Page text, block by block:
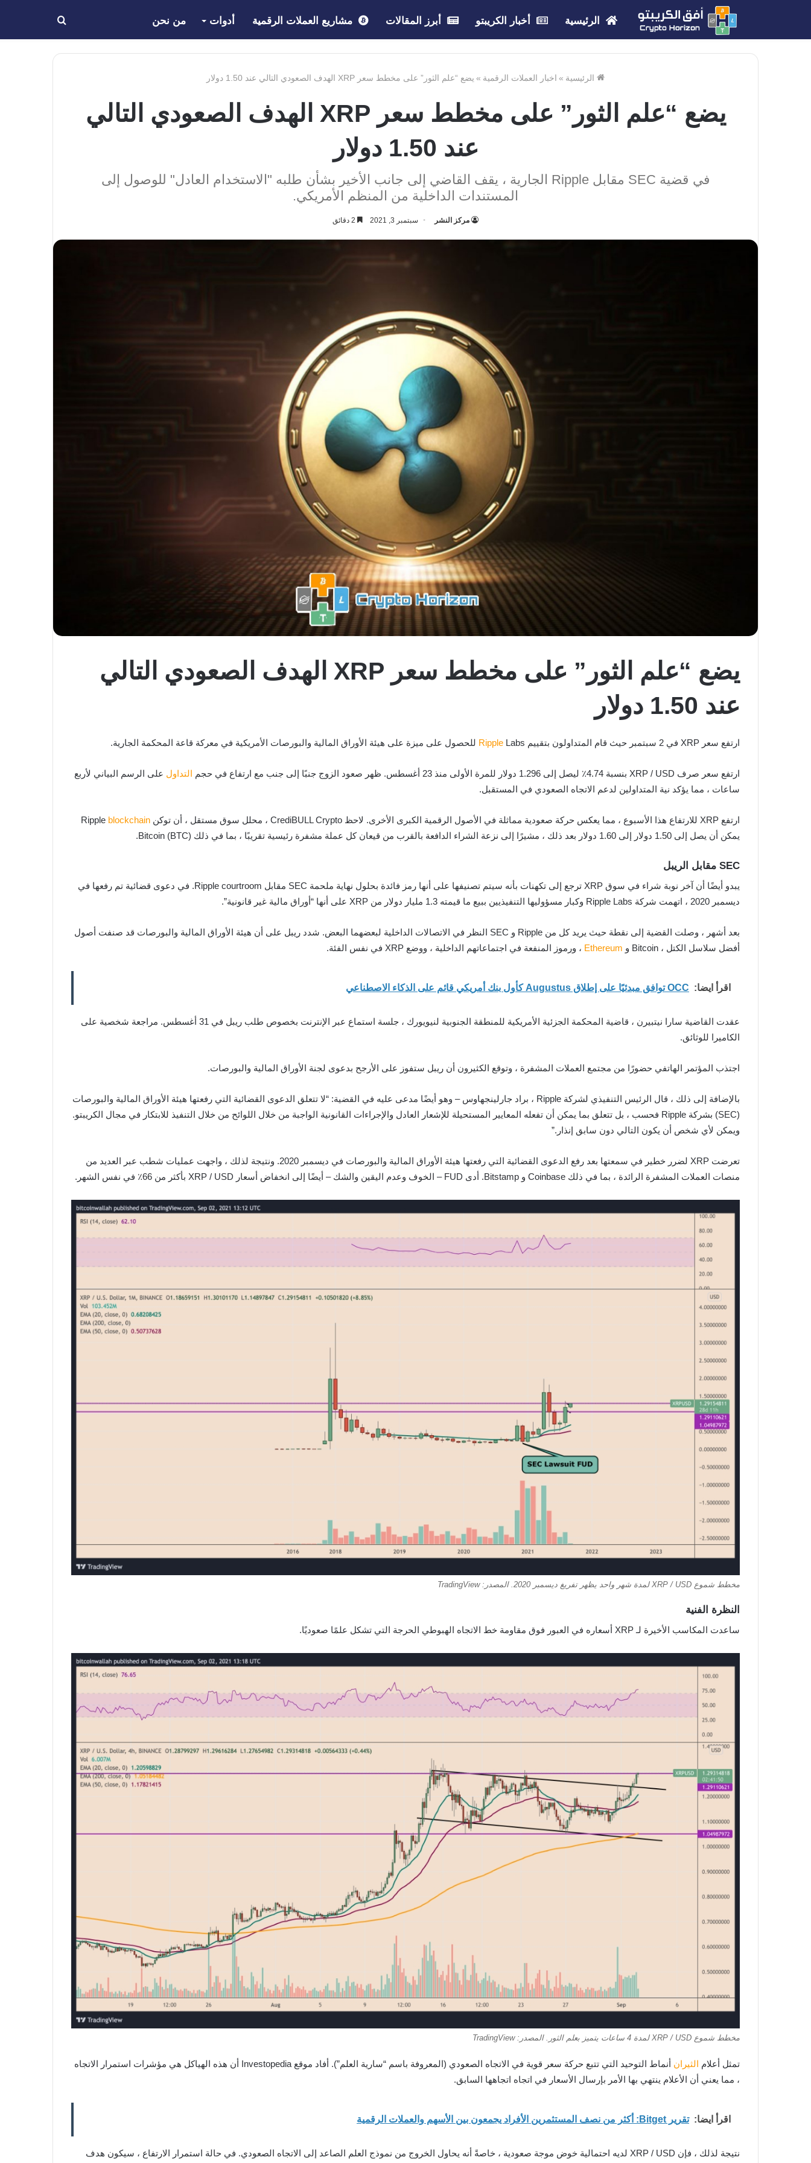
الرئيسية أخبار الكريبتو أبرز المقالات مشاريع العملات الرقمية أدوات من نحن بحث
عن
الرئيسية » اخبار العملات الرقمية » يضع “علم الثور” على مخطط سعر XRP الهدف الصعودي التالي عند 1.50 دولار
يضع “علم الثور” على مخطط سعر XRP الهدف الصعودي التالي
عند 1.50 دولار
في قضية SEC مقابل Ripple الجارية ، يقف القاضي إلى جانب الأخير بشأن طلبه "الاستخدام العادل" للوصول إلى
المستندات الداخلية من المنظم الأمريكي.
مركز النشر سبتمبر 3, 2021
يضع “علم الثور” على مخطط سعر XRP الهدف الصعودي التالي
عند 1.50 دولار
ارتفع سعر XRP في 2 سبتمبر حيث قام المتداولون بتقييم Ripple Labs للحصول على ميزة على هيئة الأوراق المالية والبورصات الأمريكية في معركة قاعة المحكمة الجارية.
ارتفع سعر صرف XRP / USD بنسبة 4.74٪ ليصل إلى 1.296 دولار للمرة الأولى منذ 23 أغسطس. ظهر صعود الزوج جنبًا إلى جنب مع ارتفاع في حجم التداول على الرسم البياني لأربع
ساعات ، مما يؤكد نية المتداولين لدعم الاتجاه الصعودي في المستقبل.
ارتفع XRP للارتفاع هذا الأسبوع ، مما يعكس حركة صعودية مماثلة في الأصول الرقمية الكبرى الأخرى. لاحظ CrediBULL Crypto ، محلل سوق مستقل ، أن توكن Ripple
blockchain
يمكن أن يصل إلى 1.50 دولار إلى 1.60 دولار بعد ذلك ، مشيرًا إلى نزعة الشراء الدافعة بالقرب من قيعان كل عملة مشفرة رئيسية تقريبًا ، بما في ذلك Bitcoin (BTC).
SEC مقابل الريبل
يبدو أيضًا أن آخر نوبة شراء في سوق XRP ترجع إلى تكهنات بأنه سيتم تصنيفها على أنها رمز فائدة بحلول نهاية ملحمة SEC مقابل Ripple courtroom. في دعوى قضائية تم رفعها في
ديسمبر 2020 ، اتهمت شركة Ripple Labs وكبار مسؤوليها التنفيذيين ببيع ما قيمته 1.3 مليار دولار من XRP على أنها “أوراق مالية غير قانونية”.
بعد أشهر ، وصلت القضية إلى نقطة حيث يريد كل من Ripple و SEC النظر في الاتصالات الداخلية لبعضهما البعض. شدد ريبل على أن هيئة الأوراق المالية والبورصات قد صنفت أصول
أفضل سلاسل الكتل ، Bitcoin و
Ethereum ، ورموز المنفعة في اجتماعاتهم الداخلية ، ووضع XRP في نفس الفئة.
اقرأ ايضا: OCC توافق مبدئيًا على إطلاق Augustus كأول بنك أمريكي قائم على الذكاء الاصطناعي
عقدت القاضية سارا نيتبيرن ، قاضية المحكمة الجزئية الأمريكية للمنطقة الجنوبية لنيويورك ، جلسة استماع عبر الإنترنت بخصوص طلب ريبل في 31 أغسطس. مراجعة شخصية على
الكاميرا للوثائق.
اجتذب المؤتمر الهاتفي حضورًا من مجتمع العملات المشفرة ، وتوقع الكثيرون أن ريبل ستفوز على الأرجح بدعوى لجنة الأوراق المالية والبورصات.
بالإضافة إلى ذلك ، قال الرئيس التنفيذي لشركة Ripple ، براد جارلينجهاوس – وهو أيضًا مدعى عليه في القضية: “لا تتعلق الدعوى القضائية التي رفعتها هيئة الأوراق المالية والبورصات
(SEC) بشركة Ripple فحسب ، بل تتعلق بما يمكن أن تفعله المعايير المستحيلة للإشعار العادل والإجراءات القانونية الواجبة من خلال اللوائح من خلال التنفيذ للابتكار في مجال الكريبتو.
ويمكن لأي شخص أن يكون التالي دون سابق إنذار.”
تعرضت XRP لضرر خطير في سمعتها بعد رفع الدعوى القضائية التي رفعتها هيئة الأوراق المالية والبورصات في ديسمبر 2020. ونتيجة لذلك ، واجهت عمليات شطب عبر العديد من
منصات العملات المشفرة الرائدة ، بما في ذلك Coinbase و Bitstamp. أدى FUD – الخوف وعدم اليقين والشك – أيضًا إلى انخفاض أسعار XRP / USD بأكثر من 66٪ في نفس الشهر.
مخطط شموع XRP / USD لمدة شهر واحد يظهر تفريغ ديسمبر 2020. المصدر: TradingView
النظرة الفنية
ساعدت المكاسب الأخيرة لـ XRP أسعاره في العبور فوق مقاومة خط الاتجاه الهبوطي الحرجة التي تشكل علمًا صعوديًا.
مخطط شموع XRP / USD لمدة 4 ساعات يتميز بعلم الثور. المصدر: TradingView
تمثل أعلام الثيران
أنماط التوحيد التي تتبع حركة سعر قوية في الاتجاه الصعودي (المعروفة باسم “سارية العلم”). أفاد موقع Investopedia أن هذه الهياكل هي مؤشرات استمرار الاتجاه
، مما يعني أن الأعلام ينتهي بها الأمر بإرسال الأسعار في اتجاه اتجاهها السابق.
اقرأ ايضا: تقرير Bitget: أكثر من نصف المستثمرين الأفراد يجمعون بين الأسهم والعملات الرقمية
نتيجة لذلك ، فإن XRP / USD لديه احتمالية خوض موجة صعودية ، خاصةً أنه يحاول الخروج من نموذج العلم الصاعد إلى الاتجاه الصعودي. في حالة استمرار الارتفاع ، سيكون هدف